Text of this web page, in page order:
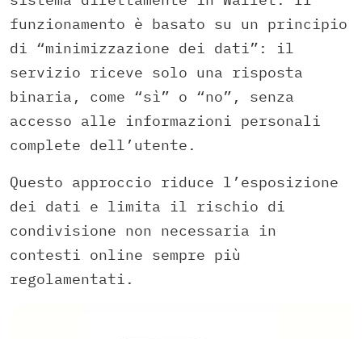
funzionamento è basato su un principio
di “minimizzazione dei dati”: il
servizio riceve solo una risposta
binaria, come “sì” o “no”, senza
accesso alle informazioni personali
complete dell’utente.
Questo approccio riduce l’esposizione
dei dati e limita il rischio di
condivisione non necessaria in
contesti online sempre più
regolamentati.